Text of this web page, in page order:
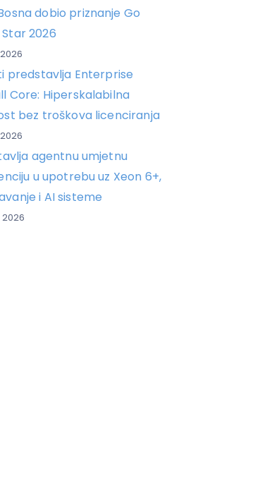
dobio priznanje Go
2026
predstavlja Enterprise
Core: Hiperskalabilna
bez troškova licenciranja
agentnu umjetnu
u upotrebu uz Xeon 6+,
i AI sisteme
2026